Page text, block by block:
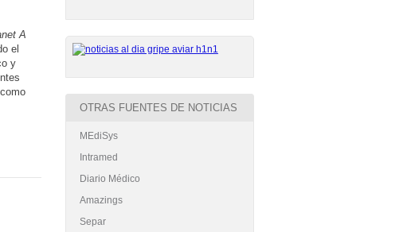
A
el
y
OTRAS FUENTES DE NOTICIAS
MEdiSys
Intramed
Diario Médico
Amazings
Separ